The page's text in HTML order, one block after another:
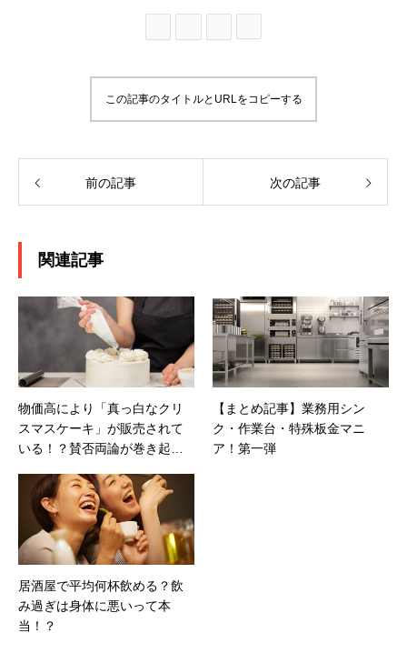
この記事のタイトルとURLをコピーする
前の記事 次の記事
関連記事
物価高により「真っ白なクリ
スマスケーキ」が販売されて
いる！？賛否両論が巻き起こ
【まとめ記事】業務用シン
ク・作業台・特殊板金マニ
ア！第一弾
居酒屋で平均何杯飲める？飲
み過ぎは身体に悪いって本
当！？